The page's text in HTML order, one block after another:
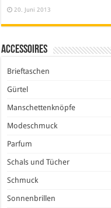
20. Juni 2013
Accessoires
Brieftaschen
Gürtel
Manschettenknöpfe
Modeschmuck
Parfum
Schals und Tücher
Schmuck
Sonnenbrillen